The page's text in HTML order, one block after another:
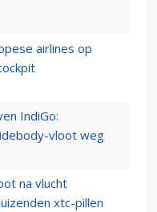
airlines op
IndiGo:
vloot weg
na vlucht
xtc-pillen